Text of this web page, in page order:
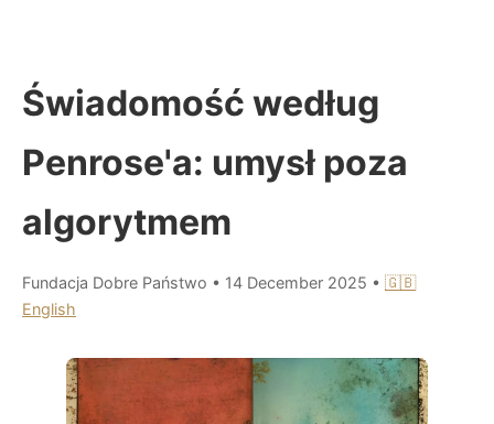
Świadomość według
Penrose'a: umysł poza
algorytmem
Fundacja Dobre Państwo • 14 December 2025 • 🇬🇧
English